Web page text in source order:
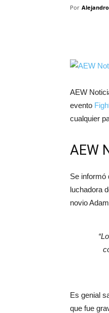
Por
AEW
evento
cualquier
AEW
Se informó
luchadora
novio
Es genial
que fue